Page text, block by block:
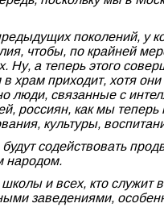
поколений, у
чтобы, по крайней
Ну, а теперь этого
храм приходит, хотя
люди, связанные с
россиян, как мы теперь
культуры,
содействовать
народом.
и всех, кто служит
заведениями,